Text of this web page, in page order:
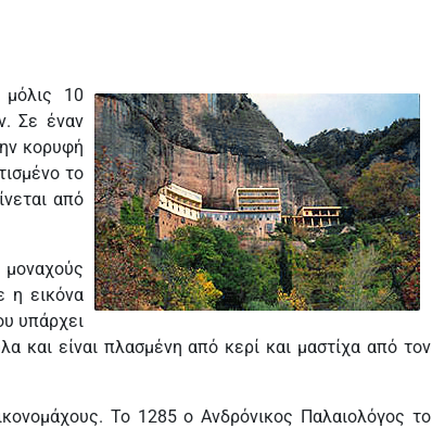
μόλις 10
Σε έναν
κορυφή
το
από
η εικόνα
υπάρχει
και είναι πλασμένη από κερί και μαστίχα από τον
Το 1285 ο Ανδρόνικος Παλαιολόγος το